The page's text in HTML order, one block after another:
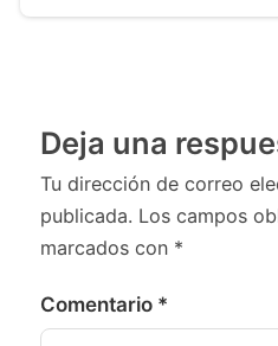
Deja una
Tu dirección de correo
publicada. Los campos
marcados con *
Comentario *